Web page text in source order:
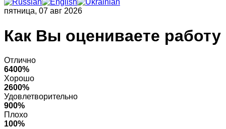
пятница, 07 авг 2026
Как Вы оцениваете
Отлично
6400%
Хорошо
2600%
Удовлетворительно
900%
Плохо
100%